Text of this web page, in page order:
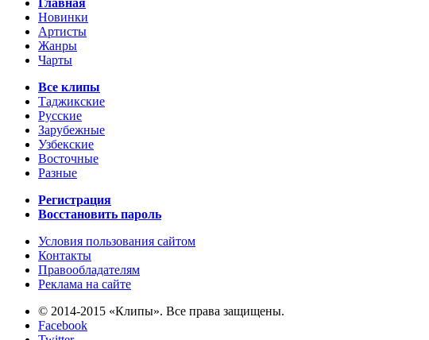
Новинки
Артисты
Жанры
Чарты
Все клипы
Таджикские
Русские
Зарубежные
Узбекские
Восточные
Разные
Регистрация
Восстановить пароль
Условия пользования сайтом
Контакты
Правообладателям
Реклама на сайте
© 2014-2015 «Клипы». Все права защищены.
Facebook